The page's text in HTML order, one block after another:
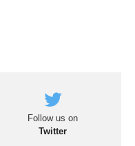
Follow us on
Twitter